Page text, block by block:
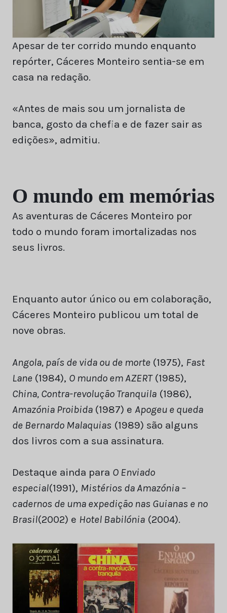
Apesar de ter corrido mundo enquanto
repórter, Cáceres Monteiro sentia-se em
casa na redação.
«Antes de mais sou um jornalista de
banca, gosto da chefia e de fazer sair as
edições», admitiu.
O mundo em memórias
As aventuras de Cáceres Monteiro por
todo o mundo foram imortalizadas nos
seus livros.
Enquanto autor único ou em colaboração,
Cáceres Monteiro publicou um total de
nove obras.
Angola, país de vida ou de morte (1975), Fast
Lane (1984), O mundo em AZERT(1985),
China, Contra-revolução Tranquila (1986),
Amazónia Proibida (1987) e Apogeu e queda
de Bernardo Malaquias (1989) são alguns
dos livros com a sua assinatura.
Destaque ainda para O Enviado
especial(1991), Mistérios da Amazónia –
cadernos de uma expedição nas Guianas e no
Brasil(2002) e Hotel Babilónia (2004).